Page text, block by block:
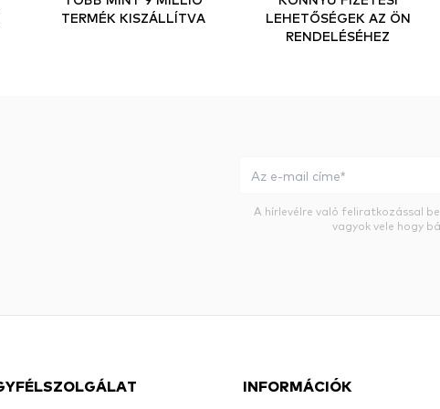
TERMÉK KISZÁLLÍTVA
LEHETŐSÉGEK AZ ÖN
RENDELÉSÉHEZ
A hírlevélre való feliratkozással
vagyok vele hogy
INFORMÁCIÓK